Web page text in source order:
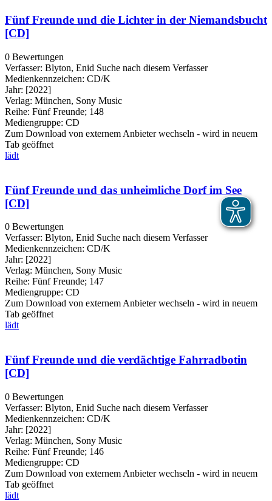
Fünf Freunde und die Lichter in der Niemandsbucht
[CD]
0 Bewertungen
Verfasser: Blyton, Enid Suche nach diesem Verfasser
Medienkennzeichen: CD/K
Jahr: [2022]
Verlag: München, Sony Music
Reihe: Fünf Freunde; 148
Mediengruppe: CD
Zum Download von externem Anbieter wechseln - wird in neuem
Tab geöffnet
lädt
Fünf Freunde und das unheimliche Dorf im See
[CD]
0 Bewertungen
Verfasser: Blyton, Enid Suche nach diesem Verfasser
Medienkennzeichen: CD/K
Jahr: [2022]
Verlag: München, Sony Music
Reihe: Fünf Freunde; 147
Mediengruppe: CD
Zum Download von externem Anbieter wechseln - wird in neuem
Tab geöffnet
lädt
Fünf Freunde und die verdächtige Fahrradbotin
[CD]
0 Bewertungen
Verfasser: Blyton, Enid Suche nach diesem Verfasser
Medienkennzeichen: CD/K
Jahr: [2022]
Verlag: München, Sony Music
Reihe: Fünf Freunde; 146
Mediengruppe: CD
Zum Download von externem Anbieter wechseln - wird in neuem
Tab geöffnet
lädt